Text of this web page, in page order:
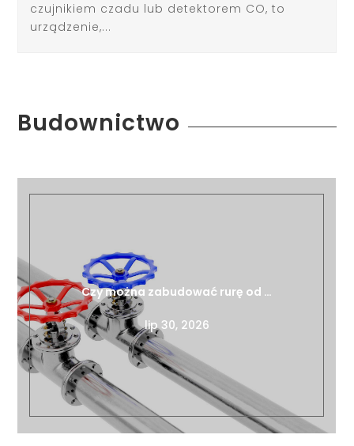
czujnikiem czadu lub detektorem CO, to
urządzenie,...
Budownictwo
Czy można zabudować rurę od …
lip 30, 2026